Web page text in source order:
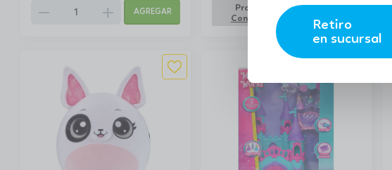
Retiro
en sucursal
remove add AGREGAR
Producto no disponible
Consultar Disponibilidad